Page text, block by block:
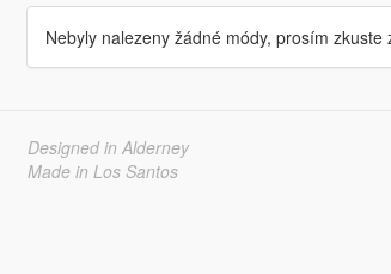
Nebyly nalezeny žádné módy, prosím
Designed in Alderney
Made in Los Santos